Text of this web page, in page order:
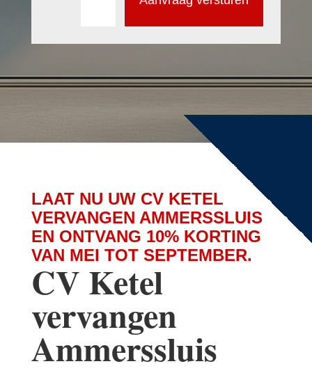
LAAT NU UW CV KETEL
VERVANGEN AMMERSSLUIS
EN ONTVANG 10% KORTING
VAN MEI TOT SEPTEMBER.
CV Ketel
vervangen
Ammerssluis